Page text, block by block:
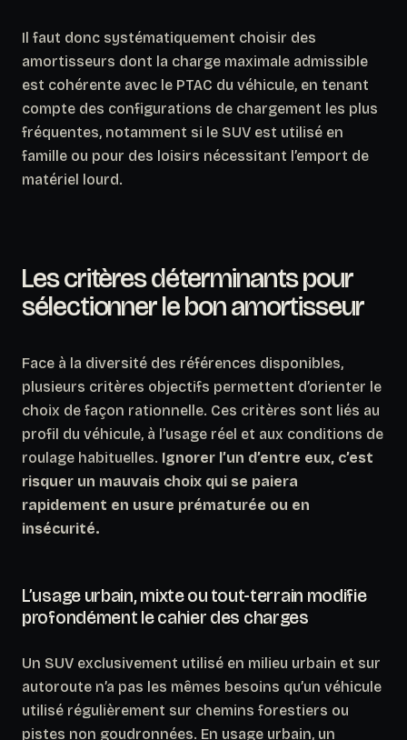
Il faut donc systématiquement choisir des
amortisseurs dont la charge maximale admissible
est cohérente avec le PTAC du véhicule, en tenant
compte des configurations de chargement les plus
fréquentes, notamment si le SUV est utilisé en
famille ou pour des loisirs nécessitant l’emport de
matériel lourd.
Les critères déterminants pour
sélectionner le bon amortisseur
Face à la diversité des références disponibles,
plusieurs critères objectifs permettent d’orienter le
choix de façon rationnelle. Ces critères sont liés au
profil du véhicule, à l’usage réel et aux conditions de
roulage habituelles. Ignorer l’un d’entre eux, c’est
risquer un mauvais choix qui se paiera
rapidement en usure prématurée ou en
insécurité.
L’usage urbain, mixte ou tout-terrain modifie
profondément le cahier des charges
Un SUV exclusivement utilisé en milieu urbain et sur
autoroute n’a pas les mêmes besoins qu’un véhicule
utilisé régulièrement sur chemins forestiers ou
pistes non goudronnées. En usage urbain, un